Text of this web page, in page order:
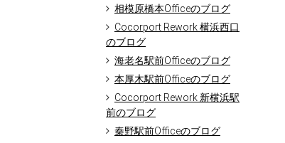
相模原橋本Officeのブログ
Cocorport Rework 横浜西口
のブログ
海老名駅前Officeのブログ
本厚木駅前Officeのブログ
Cocorport Rework 新横浜駅
前のブログ
秦野駅前Officeのブログ